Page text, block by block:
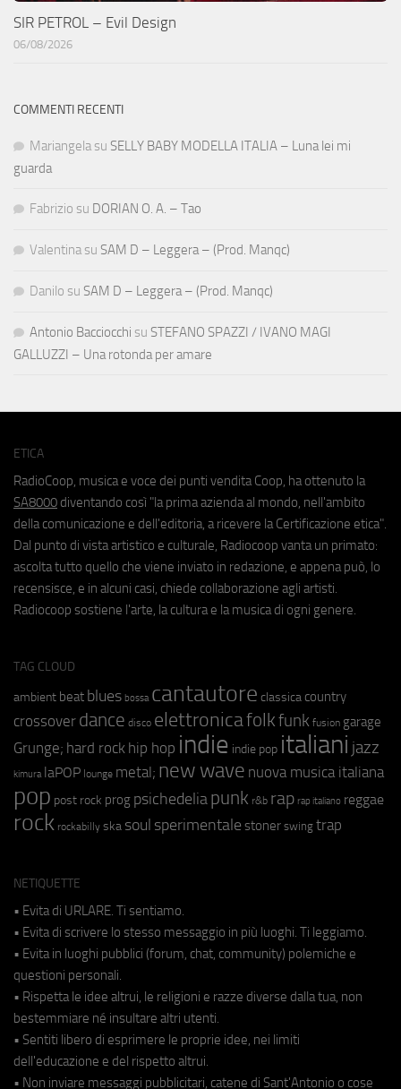
SIR PETROL – Evil Design
06/08/2026
COMMENTI RECENTI
Mariangela su SELLY BABY MODELLA ITALIA – Luna lei mi
guarda
Fabrizio su DORIAN O. A. – Tao
Valentina su SAM D – Leggera – (Prod. Manqc)
Danilo su SAM D – Leggera – (Prod. Manqc)
Antonio Bacciocchi su STEFANO SPAZZI / IVANO MAGI
GALLUZZI – Una rotonda per amare
ETICA
RadioCoop, musica e voce dei punti vendita Coop, ha ottenuto la
SA8000 diventando così "la prima azienda al mondo, nell'ambito
della comunicazione e dell'editoria, a ricevere la Certificazione etica".
Dal punto di vista artistico e culturale, Radiocoop vanta un primato:
ascolta tutto quello che viene inviato in redazione, e appena può, lo
recensisce, e in alcuni casi, chiede collaborazione agli artisti.
Radiocoop sostiene l'arte, la cultura e la musica di ogni genere.
TAG CLOUD
ambient beat blues bossa cantautore classica country
crossover dance disco elettronicafolkfunk fusion garage
Grunge; hard rock hip hop indie indie pop italiani jazz
kimura laPOP lounge metal; new wave nuova musica italiana
pop post rock prog psichedeliapunk r&b rap rap italiano reggae
rock rockabilly ska soul sperimentale stoner swing trap
NETIQUETTE
• Evita di URLARE. Ti sentiamo.
• Evita di scrivere lo stesso messaggio in più luoghi. Ti leggiamo.
• Evita in luoghi pubblici (forum, chat, community) polemiche e
questioni personali.
• Rispetta le idee altrui, le religioni e razze diverse dalla tua, non
bestemmiare né insultare altri utenti.
• Sentiti libero di esprimere le proprie idee, nei limiti
dell'educazione e del rispetto altrui.
• Non inviare messaggi pubblicitari, catene di Sant'Antonio o cose